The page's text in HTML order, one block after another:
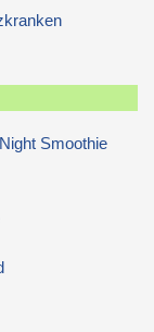
Smoothie